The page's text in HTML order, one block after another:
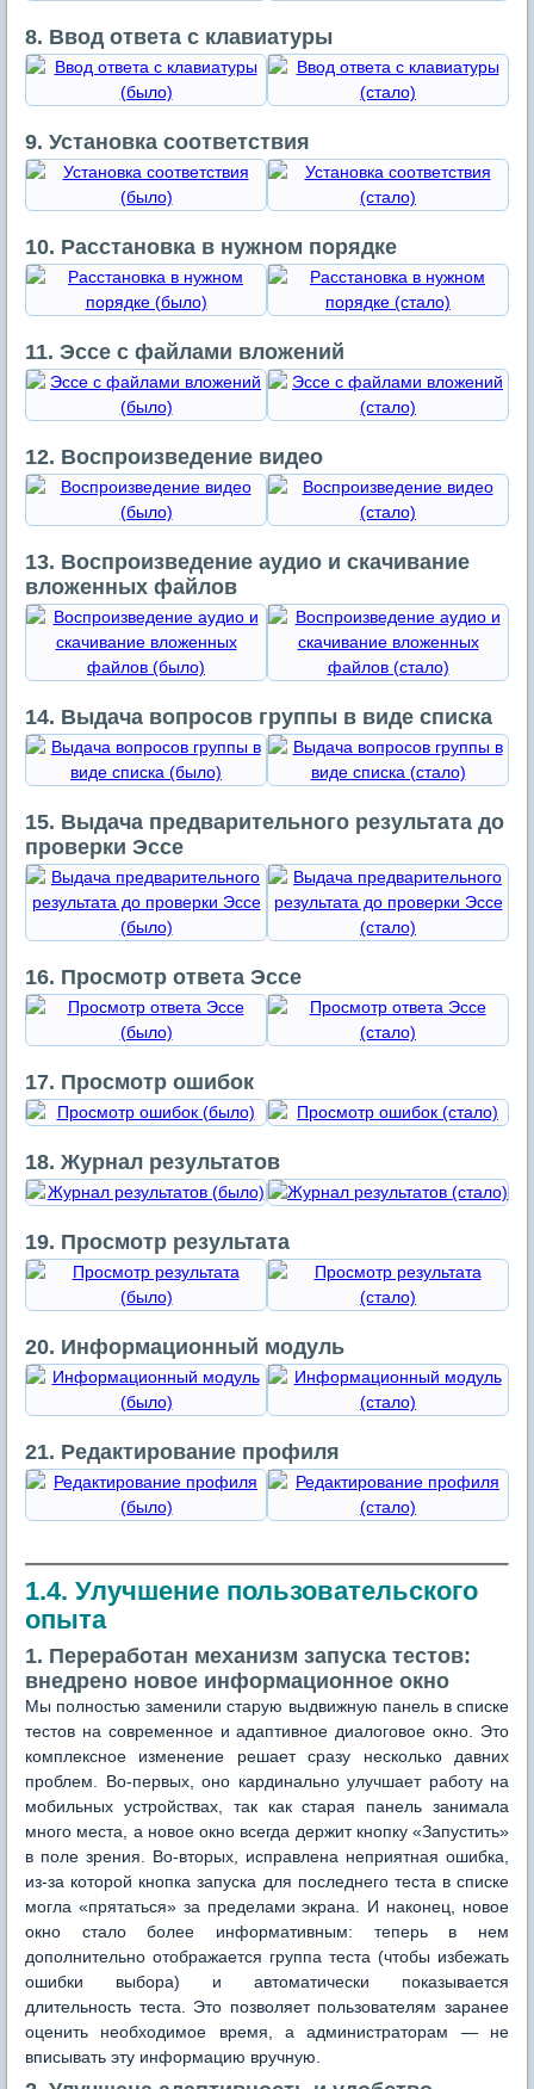
8. Ввод ответа с клавиатуры
9. Установка соответствия
10. Расстановка в нужном порядке
11. Эссе с файлами вложений
12. Воспроизведение видео
13. Воспроизведение аудио и скачивание
вложенных файлов
14. Выдача вопросов группы в виде списка
15. Выдача предварительного результата до
проверки Эссе
16. Просмотр ответа Эссе
17. Просмотр ошибок
18. Журнал результатов
19. Просмотр результата
20. Информационный модуль
21. Редактирование профиля
1.4. Улучшение пользовательского
опыта
1. Переработан механизм запуска тестов:
внедрено новое информационное окно
Мы полностью заменили старую выдвижную панель в списке
тестов на современное и адаптивное диалоговое окно. Это
комплексное изменение решает сразу несколько давних
проблем. Во-первых, оно кардинально улучшает работу на
мобильных устройствах, так как старая панель занимала
много места, а новое окно всегда держит кнопку «Запустить»
в поле зрения. Во-вторых, исправлена неприятная ошибка,
из-за которой кнопка запуска для последнего теста в списке
могла «прятаться» за пределами экрана. И наконец, новое
окно стало более информативным: теперь в нем
дополнительно отображается группа теста (чтобы избежать
ошибки выбора) и автоматически показывается
длительность теста. Это позволяет пользователям заранее
оценить необходимое время, а администраторам — не
вписывать эту информацию вручную.